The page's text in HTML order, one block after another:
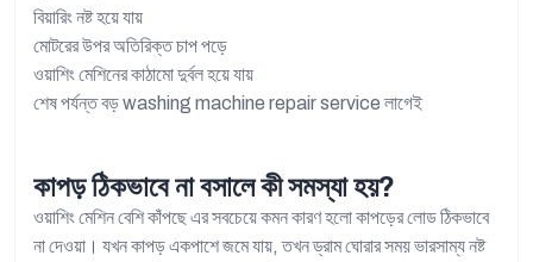
বিয়ারিং নষ্ট হয়ে যায়
মোটরের উপর অতিরিক্ত চাপ পড়ে
ওয়াশিং মেশিনের কাঠামো দুর্বল হয়ে যায়
শেষ পর্যন্ত বড় washing machine repair service লাগেই
কাপড় ঠিকভাবে না বসালে কী সমস্যা হয়?
ওয়াশিং মেশিন বেশি কাঁপছে এর সবচেয়ে কমন কারণ হলো কাপড়ের লোড ঠিকভাবে
না দেওয়া। যখন কাপড় একপাশে জমে যায়, তখন ড্রাম ঘোরার সময় ভারসাম্য নষ্ট